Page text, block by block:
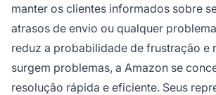
manter os clientes informados sobre
atrasos de envio ou qualquer
reduz a probabilidade de frustração e
surgem problemas, a Amazon se
resolução rápida e eficiente. Seus